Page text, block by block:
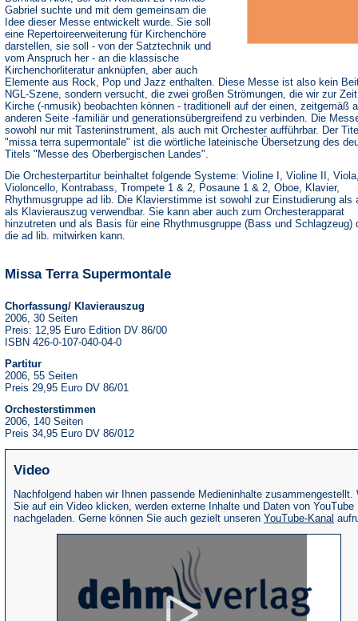
Gabriel suchte und mit dem gemeinsam die
Idee dieser Messe entwickelt wurde. Sie soll
eine Repertoireerweiterung für Kirchenchöre
darstellen, sie soll - von der Satztechnik und
vom Anspruch her - an die klassische
Kirchenchorliteratur anknüpfen, aber auch
Elemente aus Rock, Pop und Jazz enthalten. Diese Messe ist also kein
NGL-Szene, sondern versucht, die zwei großen Strömungen, die wir zur
Kirche (-nmusik) beobachten können - traditionell auf der einen, zeitgemäß
anderen Seite -familiär und generationsübergreifend zu verbinden. Die
sowohl nur mit Tasteninstrument, als auch mit Orchester aufführbar. Der
"missa terra supermontale" ist die wörtliche lateinische Übersetzung des
Titels "Messe des Oberbergischen Landes".
Die Orchesterpartitur beinhaltet folgende Systeme: Violine I, Violine II,
Violoncello, Kontrabass, Trompete 1 & 2, Posaune 1 & 2, Oboe, Klavier,
Rhythmusgruppe ad lib. Die Klavierstimme ist sowohl zur Einstudierung als
als Klavierauszug verwendbar. Sie kann aber auch zum Orchesterapparat
hinzutreten und als Basis für eine Rhythmusgruppe (Bass und Schlagzeug)
die ad lib. mitwirken kann.
Missa Terra Supermontale
Chorfassung/ Klavierauszug
2006, 30 Seiten
Preis: 12,95 Euro Edition DV 86/00
ISBN 426-0-107-040-04-0
Partitur
2006, 55 Seiten
Preis 29,95 Euro DV 86/01
Orchesterstimmen
2006, 140 Seiten
Preis 34,95 Euro DV 86/012
Video
Nachfolgend haben wir Ihnen passende Medieninhalte zusammengestellt.
Sie auf ein Video klicken, werden externe Inhalte und Daten von YouTube
nachgeladen. Gerne können Sie auch gezielt unseren YouTube-Kanal